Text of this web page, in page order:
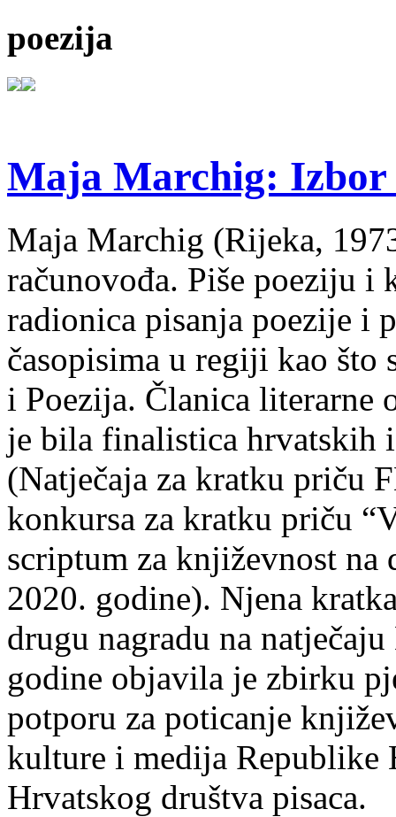
poezija
Maja Marchig: Izbor
Maja Marchig (Rijeka,
računovođa. Piše poeziju i
radionica pisanja poezije i
časopisima u regiji kao što
i Poezija. Članica literarne
je bila finalistica hrvatskih
(Natječaja za kratku priču
konkursa za kratku priču
scriptum za književnost na
2020. godine). Njena
drugu nagradu na
godine objavila je zbirku
potporu za poticanje
kulture i medija Republike
Hrvatskog društva pisaca.